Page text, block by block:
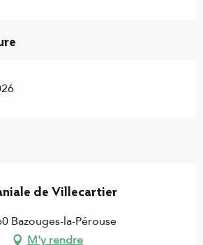
de Villecartier
Bazouges-la-Pérouse
M'y rendre